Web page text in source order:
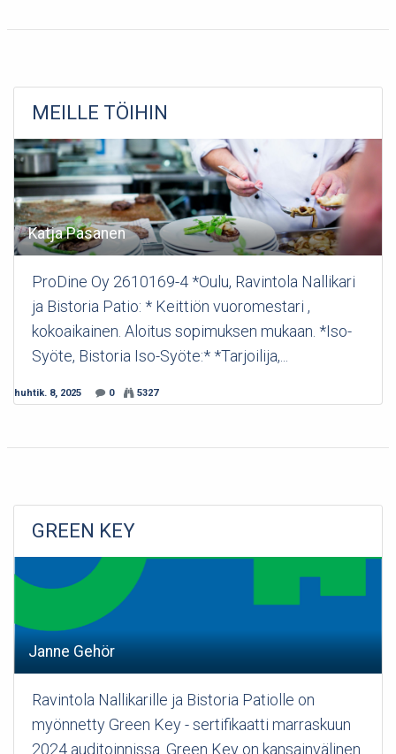
MEILLE TÖIHIN
Katja Pasanen
ProDine Oy 2610169-4 *Oulu, Ravintola Nallikari
ja Bistoria Patio: * Keittiön vuoromestari ,
kokoaikainen. Aloitus sopimuksen mukaan. *Iso-
Syöte, Bistoria Iso-Syöte:* *Tarjoilija,...
huhtik. 8, 2025 0 5327
GREEN KEY
Janne Gehör
Ravintola Nallikarille ja Bistoria Patiolle on
myönnetty Green Key - sertifikaatti marraskuun
2024 auditoinnissa. Green Key on kansainvälinen